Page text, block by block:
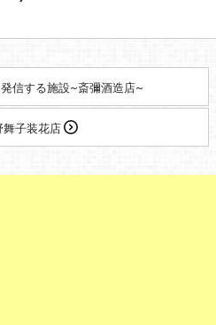
信する施設~斎彌酒造店~
舞子装花店